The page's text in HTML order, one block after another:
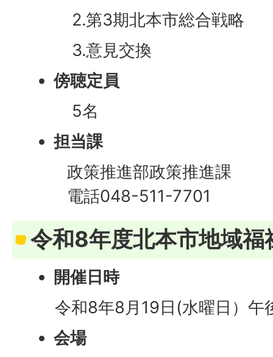
2.第3期北本市総合戦略
3.意見交換
傍聴定員
5名
担当課
政策推進部政策推進課
電話048-511-7701
令和8年度北本市地域福
開催日時
令和8年8月19日(水曜日）午
会場